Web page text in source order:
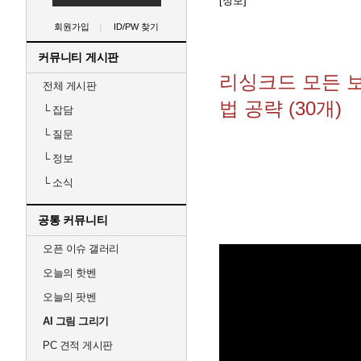
회원가입 ID/PW 찾기
커뮤니티 게시판
전체 게시판
└잡담
└질문
└정보
└소식
공통 커뮤니티
오픈 이슈 갤러리
오늘의 핫벤
오늘의 팟벤
AI 그림 그리기
PC 견적 게시판
리싱크드 모든
법 공략 (30개)